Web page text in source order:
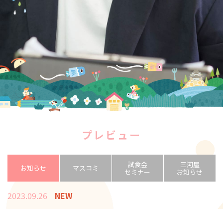
プレビュー
お知らせ マスコミ 試食会
セミナー
三河屋
お知らせ
2023.09.26 NEW